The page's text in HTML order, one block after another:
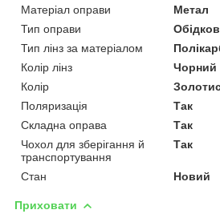
Матеріал оправи
Метал
Тип оправи
Тип лінз за матеріалом
Колір лінз
Чорний
Колір
Поляризація
Так
Складна оправа
Так
Чохол для зберігання й
транспортування
Так
Стан Новий
Приховати